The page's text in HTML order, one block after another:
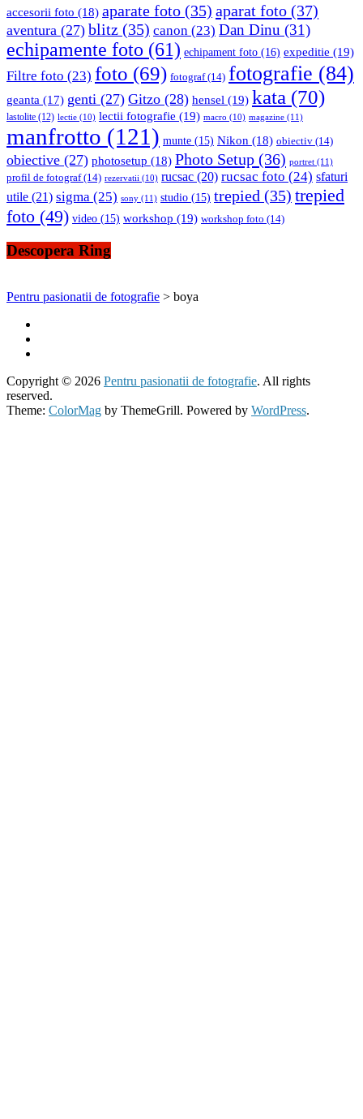
accesorii foto (18) aparate foto (35) aparat foto (37)
aventura (27) blitz (35) canon (23) Dan Dinu (31)
echipamente foto (61) echipament foto (16) expeditie (19)
Filtre foto (23) foto (69) fotograf(14) fotografie (84)
geanta (17) genti (27) Gitzo (28) hensel (19) kata (70)
lastolite (12) lectie (10) lectii fotografie (19) macro (10) magazine (11)
manfrotto (121) munte (15) Nikon (18) obiectiv (14)
obiective (27) photosetup (18) Photo Setup (36) portret (11)
profil de fotograf(14) rezervatii (10) rucsac (20) rucsac foto (24) sfaturi
utile (21) sigma (25) sony (11) studio (15) trepied (35) trepied
foto (49) video (15) workshop (19) workshop foto (14)
Descopera Ring
Pentru pasionatii de fotografie > boya
Copyright © 2026 Pentru pasionatii de fotografie. All rights
reserved.
Theme: ColorMag by ThemeGrill. Powered by WordPress.